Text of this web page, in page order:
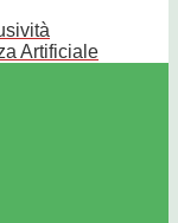
Artificiale